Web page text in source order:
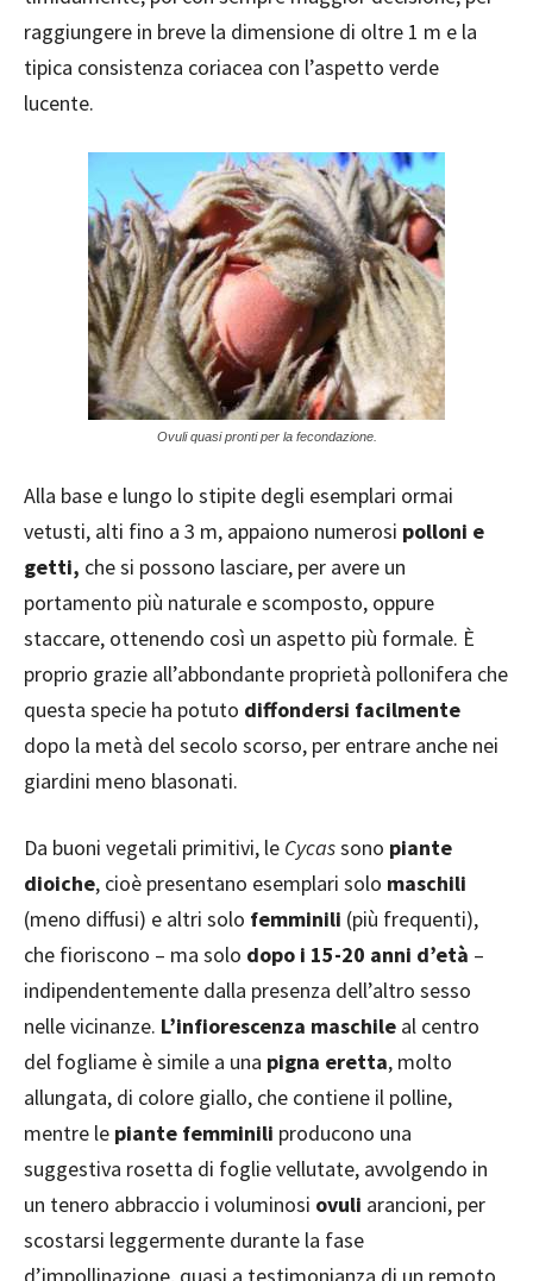
raggiungere in breve la dimensione di oltre 1 m e la
tipica consistenza coriacea con l’aspetto verde
lucente.
Ovuli quasi pronti per la fecondazione.
Alla base e lungo lo stipite degli esemplari ormai
vetusti, alti fino a 3 m, appaiono numerosi polloni e
getti, che si possono lasciare, per avere un
portamento più naturale e scomposto, oppure
staccare, ottenendo così un aspetto più formale. È
proprio grazie all’abbondante proprietà pollonifera che
questa specie ha potuto diffondersi facilmente
dopo la metà del secolo scorso, per entrare anche nei
giardini meno blasonati.
Da buoni vegetali primitivi, le Cycassono piante
dioiche, cioè presentano esemplari solo maschili
(meno diffusi) e altri solo femminili (più frequenti),
che fioriscono – ma solo dopo i 15-20 anni d’età –
indipendentemente dalla presenza dell’altro sesso
nelle vicinanze. L’infiorescenza maschile al centro
del fogliame è simile a una pigna eretta, molto
allungata, di colore giallo, che contiene il polline,
mentre le piante femminili producono una
suggestiva rosetta di foglie vellutate, avvolgendo in
un tenero abbraccio i voluminosi ovuli arancioni, per
scostarsi leggermente durante la fase